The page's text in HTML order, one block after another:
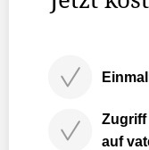
Zugriff
auf